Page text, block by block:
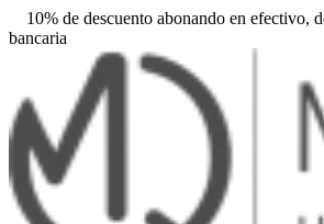
10% de descuento abonando en efectivo,
bancaria